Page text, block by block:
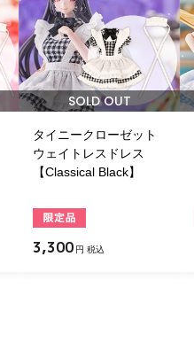
SOLD OUT
タイニークローゼット
ウェイトレスドレス
【Classical Black】
3,300 円 税込